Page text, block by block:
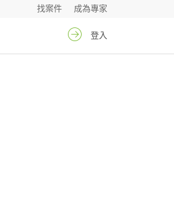
成為專家
找案件
登入